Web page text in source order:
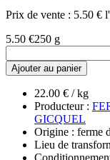
Prix de vente : 5.50 €
5.50 €250 g
Ajouter au panier
22.00 € / kg
Producteur :
GICQUEL
Origine : ferme
Lieu de